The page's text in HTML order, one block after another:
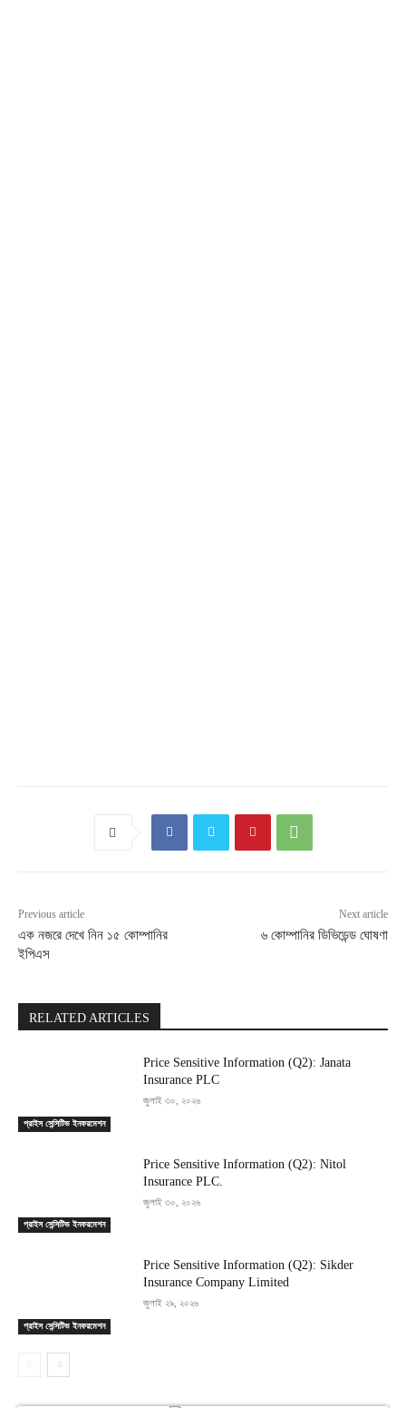
Previous article
এক নজরে দেখে নিন ১৫ কোম্পানির
ইপিএস
Next article
৬ কোম্পানির ডিভিডেন্ড ঘোষণা
RELATED ARTICLES
প্রাইস সেন্সিটিভ ইনফরমেশন
Price Sensitive Information (Q2): Janata
Insurance PLC
জুলাই ৩০, ২০২৬
প্রাইস সেন্সিটিভ ইনফরমেশন
Price Sensitive Information (Q2): Nitol
Insurance PLC.
জুলাই ৩০, ২০২৬
প্রাইস সেন্সিটিভ ইনফরমেশন
Price Sensitive Information (Q2): Sikder
Insurance Company Limited
জুলাই ২৯, ২০২৬